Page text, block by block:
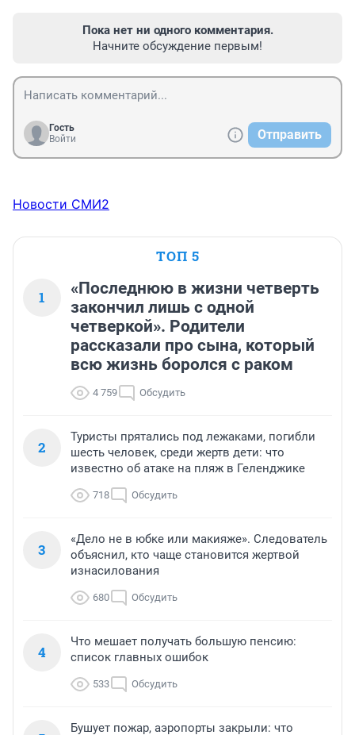
Пока нет ни одного комментария.
Начните обсуждение первым!
Гость
Войти
Отправить
Новости СМИ2
ТОП 5
1
«Последнюю в жизни четверть
закончил лишь с одной
четверкой». Родители
рассказали про сына, который
всю жизнь боролся с раком
4 759 Обсудить
2
Туристы прятались под лежаками, погибли
шесть человек, среди жертв дети: что
известно об атаке на пляж в Геленджике
718 Обсудить
3
«Дело не в юбке или макияже». Следователь
объяснил, кто чаще становится жертвой
изнасилования
680 Обсудить
4
Что мешает получать большую пенсию:
список главных ошибок
533 Обсудить
Бушует пожар, аэропорты закрыли: что